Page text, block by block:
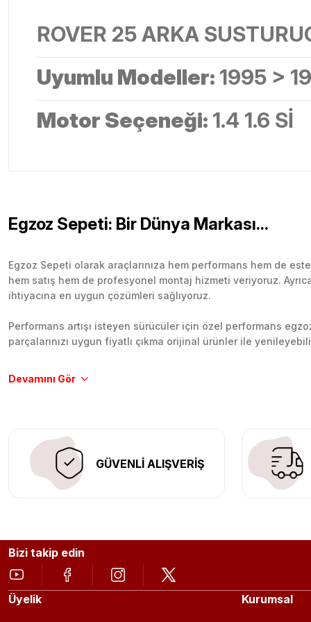
ROVER 25 ARKA
Uyumlu Modeller: 1995 >
Motor Seçeneği: 1.4 1.6 Sİ
Egzoz Sepeti: Bir Dünya Markası...
Egzoz Sepeti olarak araçlarınıza hem performans hem de
hem satış hem de profesyonel montaj hizmeti veriyoruz.
ihtiyacına en uygun çözümleri sağlıyoruz.
Performans artışı isteyen sürücüler için özel performans
parçalarınızı uygun fiyatlı çıkma orijinal ürünler ile
Tüm ürünlerimiz orijinal, dayanıklı ve uzun ömürlüdür.
GÜVENLİ ALIŞVERİŞ
Bizi takip edin
Üyelik Kurumsal